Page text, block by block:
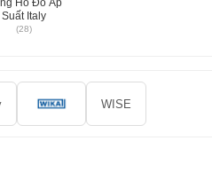
Hồ Đo Áp
Suất Italy
(28)
WISE